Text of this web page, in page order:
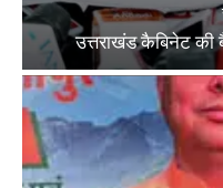
उत्तराखंड कैबिनेट की